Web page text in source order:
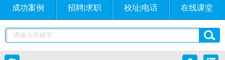
成功案例 招聘|求职 校址|电话 在线课堂